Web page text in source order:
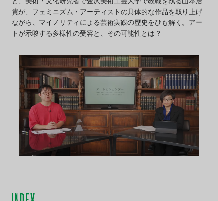
貴が、フェミニズム・アーティストの具体的な作品を取り上げ
ながら、マイノリティによる芸術実践の歴史をひも解く。アー
トが示唆する多様性の受容と、その可能性とは？